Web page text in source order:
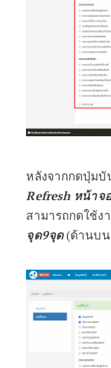
หลังจากกดปุ่มบั
Refresh หน้าจ
สามารถกดใช้ง
จุด9จุด(ด้านบน